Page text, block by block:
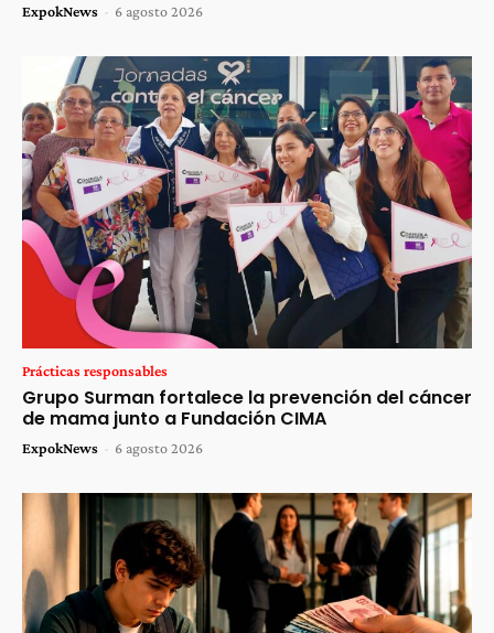
ExpokNews - 6 agosto 2026
Prácticas responsables
Grupo Surman fortalece la prevención del cáncer
de mama junto a Fundación CIMA
ExpokNews - 6 agosto 2026